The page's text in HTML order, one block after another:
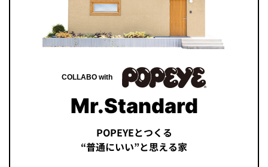
COLLABO with
Mr.Standard
POPEYEとつくる
“普通にいい”と思える家